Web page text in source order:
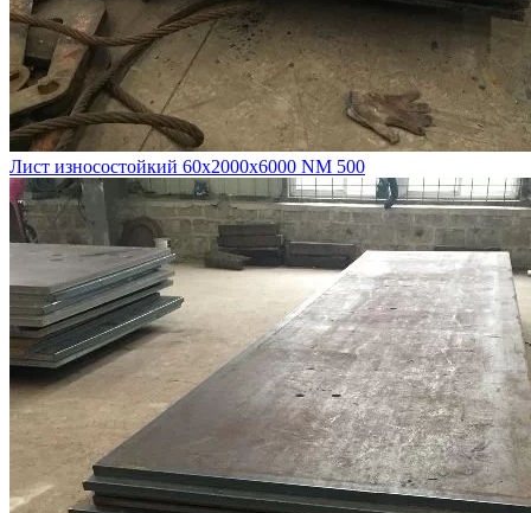
Лист износостойкий 60х2000х6000 NM 500